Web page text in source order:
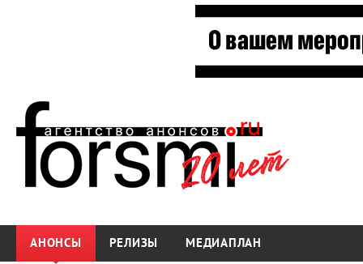
АНОНСЫ РЕЛИЗЫ МЕДИАПЛАН